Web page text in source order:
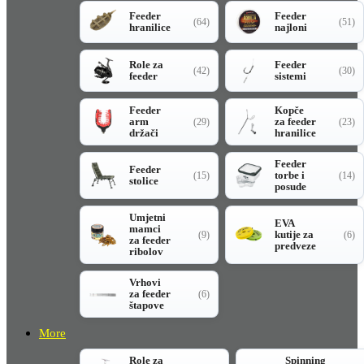
Feeder
hranilice
(64)
Feeder
najloni
(51)
Role za
feeder
(42)
Feeder
sistemi
(30)
Feeder
arm
držači
(29)
Kopče
za feeder
hranilice
(23)
Feeder
stolice
(15)
Feeder
torbe i
posude
(14)
Umjetni
mamci
za feeder
ribolov
(9)
EVA
kutije za
predveze
(6)
Vrhovi
za feeder
štapove
(6)
More
Role za
Spinning